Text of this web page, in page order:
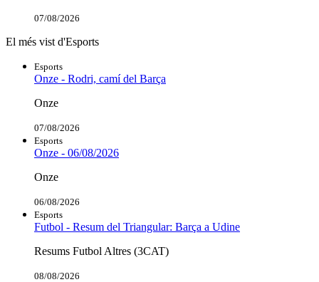
07/08/2026
El més vist d'Esports
Esports
Onze - Rodri, camí del Barça
Onze
07/08/2026
Esports
Onze - 06/08/2026
Onze
06/08/2026
Esports
Futbol - Resum del Triangular: Barça a Udine
Resums Futbol Altres (3CAT)
08/08/2026